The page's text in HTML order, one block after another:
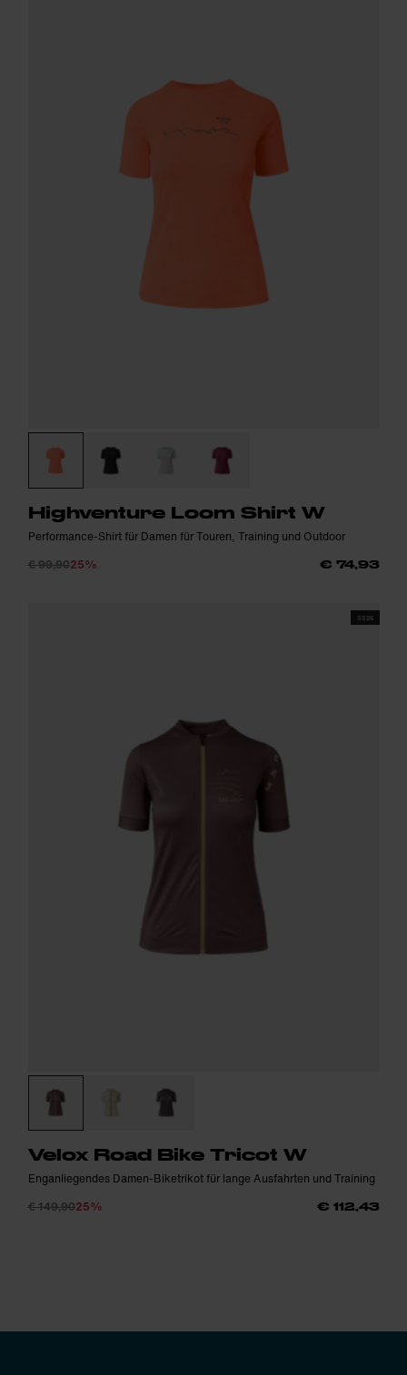
Highventure Loom Shirt W
Performance-Shirt für Damen für Touren, Training und Outdoor
€ 99,9025% € 74,93
SS26
Velox Road Bike Tricot W
Enganliegendes Damen-Biketrikot für lange Ausfahrten und Training
€ 149,9025% € 112,43